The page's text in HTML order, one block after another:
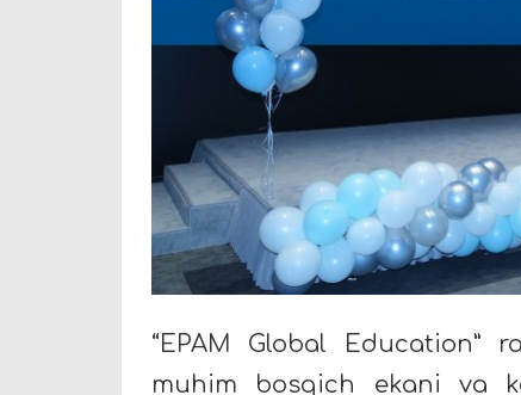
“EPAM Global Education”
muhim bosqich ekani va